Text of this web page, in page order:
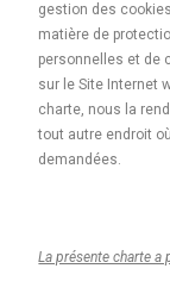
gestion des
matière de
personnelles et de
sur le Site Internet
charte, nous la
tout autre endroit
demandées.
La présente charte